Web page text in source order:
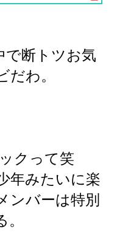
で断トツお気
わ。
クって笑
年みたいに楽
ンバーは特別